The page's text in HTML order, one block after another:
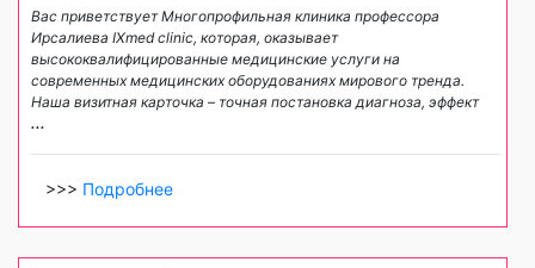
Вас приветствует Многопрофильная клиника профессора
Ирсалиева IXmed clinic, которая, оказывает
высококвалифицированные медицинские услуги на
современных медицинских оборудованиях мирового тренда.
Наша визитная карточка – точная постановка диагноза, эффект
...
>>> Подробнее